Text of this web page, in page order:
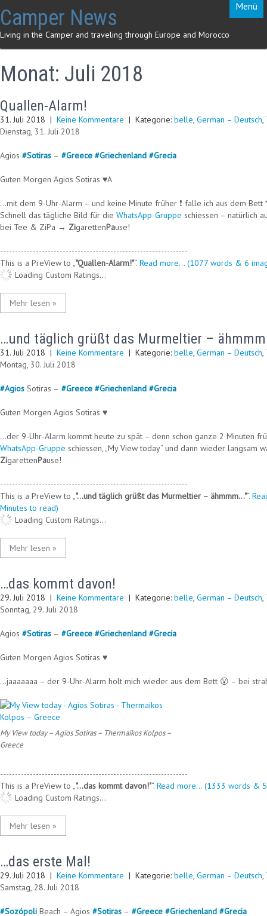
to
content
Camper News
Living in the Camper and traveling through Europe and Morocco
Menü
Monat: Juli 2018
Quallen-Alarm!
31. Juli 2018 | Keine Kommentare | Kategorie: belle, German – Deutsch,
Dienstag, 31. Juli 2018
Agios #Sotiras – #Greece #Griechenland #Grecia
Guten Morgen Agios Sotiras ♥A
…mit dem 9-Uhr-Alarm – und keine Minute früher ❗ falle ich aus dem Bett
Schnell das tägliche Bild für die WhatsApp-Gruppe schiessen – natürlich
bei Tee & ZiPa → ZigarettenPause!
---------------------------------------------------------------
This is a PreView to "Quallen-Alarm!". Read more... (1077 words & 6
Loading Custom Ratings...
Mehr lesen »
…und täglich grüßt das Murmeltier –
31. Juli 2018 | Keine Kommentare | Kategorie: belle, German – Deutsch,
Montag, 30. Juli 2018
#Agios Sotiras – #Greece #Griechenland #Grecia
Guten Morgen Agios Sotiras ♥
…der 9-Uhr-Alarm kommt heute zu spät – denn schon ganze 2 Minuten
WhatsApp-Gruppe schiessen, „My View today“ und dann wieder
ZigarettenPause!
---------------------------------------------------------------
This is a PreView to "…und täglich grüßt das Murmeltier – ähmmm…".
Minutes to read)
Loading Custom Ratings...
Mehr lesen »
…das kommt davon!
29. Juli 2018 | Keine Kommentare | Kategorie: belle, German – Deutsch,
Sonntag, 29. Juli 2018
Agios #Sotiras – #Greece #Griechenland #Grecia
Guten Morgen Agios Sotiras ♥
…jaaaaaaa – der 9-Uhr-Alarm holt mich wieder aus dem Bett 😮 – bei
My View today – Agios Sotiras – Thermaikos Kolpos –
Greece
---------------------------------------------------------------
This is a PreView to "…das kommt davon!". Read more... (1333 words &
Loading Custom Ratings...
Mehr lesen »
…das erste Mal!
29. Juli 2018 | Keine Kommentare | Kategorie: belle, German – Deutsch,
Samstag, 28. Juli 2018
#Sozópoli Beach – Agios #Sotiras – #Greece #Griechenland #Grecia